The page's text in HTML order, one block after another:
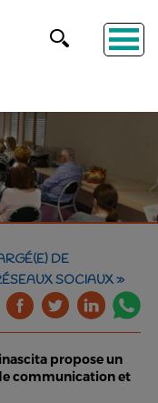
DE
SOCIAUX »
propose un
communication et